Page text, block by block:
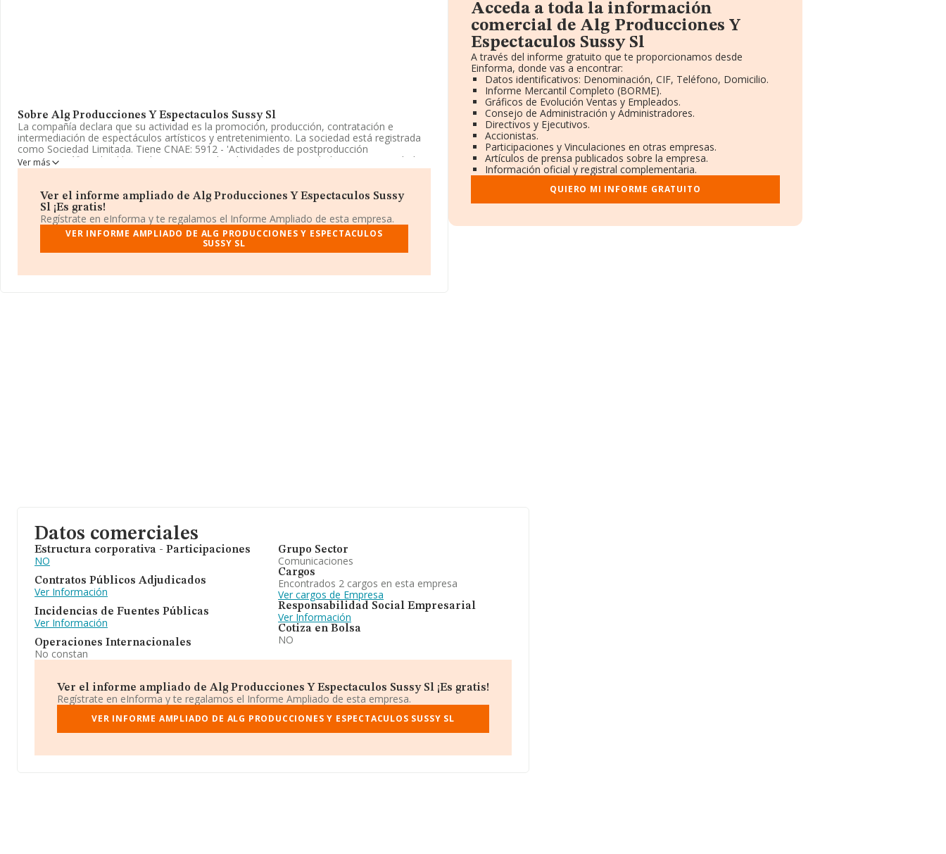
Sobre Alg Producciones Y Espectaculos Sussy Sl
La compañía declara que su actividad es la promoción, producción, contratación e
intermediación de espectáculos artísticos y entretenimiento. La sociedad está registrada
como Sociedad Limitada. Tiene CNAE: 5912 - 'Actividades de postproducción
cinematográfica, de vídeo y de programas de televisión'. La sociedad no tiene actividad en
mercados exteriores.
Para llamar las oficinas se puede hacer a través del número 966874675.
La empresa españolaAlg Producciones y Espectaculos Sussy S.L, B54537816, se
encuentra en Calle Cap Roig Ur Kristal 7 núm. 34, (03530), en el municipio de La Nucia, en
Alicante, Comunidad Valenciana.
en el ámbito nacional la facturación alcanza la cifra de 626 millones de euros y el
Ver más
Ver el informe ampliado de Alg Producciones Y Espectaculos Sussy
Sl ¡Es gratis!
Regístrate en eInforma y te regalamos el Informe Ampliado de esta empresa.
VER INFORME AMPLIADO DE ALG PRODUCCIONES Y ESPECTACULOS
SUSSY SL
Acceda a toda la información
comercial de Alg Producciones Y
Espectaculos Sussy Sl
A través del informe gratuito que te proporcionamos desde
Einforma, donde vas a encontrar:
Datos identificativos: Denominación, CIF, Teléfono, Domicilio.
Informe Mercantil Completo (BORME).
Gráficos de Evolución Ventas y Empleados.
Consejo de Administración y Administradores.
Directivos y Ejecutivos.
Accionistas.
Participaciones y Vinculaciones en otras empresas.
Artículos de prensa publicados sobre la empresa.
Información oficial y registral complementaria.
QUIERO MI INFORME GRATUITO
Datos comerciales
Estructura corporativa - Participaciones
NO
Contratos Públicos Adjudicados
Ver Información
Incidencias de Fuentes Públicas
Ver Información
Operaciones Internacionales
No constan
Grupo Sector
Comunicaciones
Cargos
Encontrados 2 cargos en esta empresa
Ver cargos de Empresa
Responsabilidad Social Empresarial
Ver Información
Cotiza en Bolsa
NO
Ver el informe ampliado de Alg Producciones Y Espectaculos Sussy Sl ¡Es gratis!
Regístrate en eInforma y te regalamos el Informe Ampliado de esta empresa.
VER INFORME AMPLIADO DE ALG PRODUCCIONES Y ESPECTACULOS SUSSY SL